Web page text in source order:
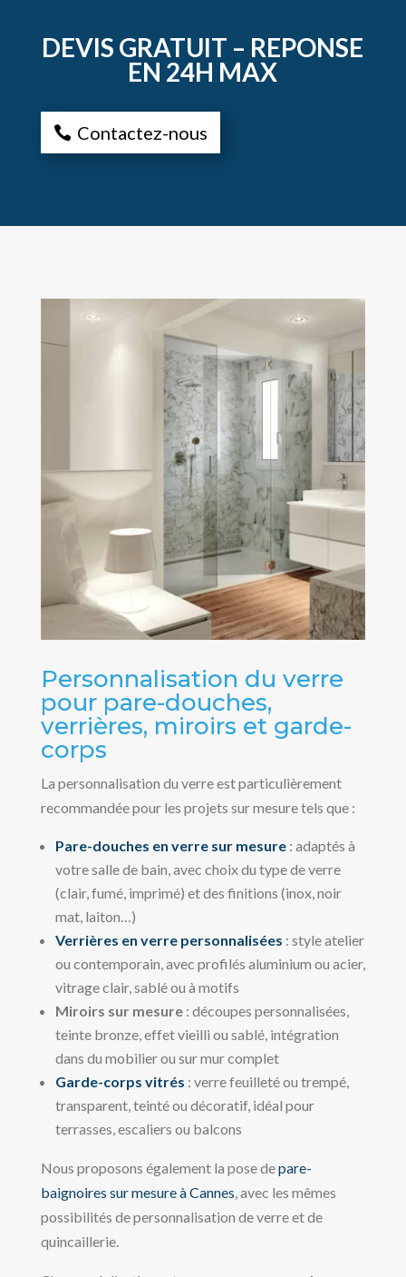
DEVIS GRATUIT – REPONSE
EN 24H MAX
Contactez-nous
Personnalisation du verre
pour pare-douches,
verrières, miroirs et garde-
corps
La personnalisation du verre est particulièrement
recommandée pour les projets sur mesure tels que :
Pare-douches en verre sur mesure: adaptés à
votre salle de bain, avec choix du type de verre
(clair, fumé, imprimé) et des finitions (inox, noir
mat, laiton…)
Verrières en verre personnalisées : style atelier
ou contemporain, avec profilés aluminium ou acier,
vitrage clair, sablé ou à motifs
Miroirs sur mesure: découpes personnalisées,
teinte bronze, effet vieilli ou sablé, intégration
dans du mobilier ou sur mur complet
Garde-corps vitrés : verre feuilleté ou trempé,
transparent, teinté ou décoratif, idéal pour
terrasses, escaliers ou balcons
Nous proposons également la pose depare-
baignoires sur mesure à Cannes, avec les mêmes
possibilités de personnalisation de verre et de
quincaillerie.